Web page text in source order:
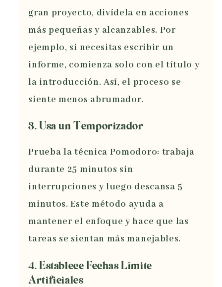
gran proyecto, divídela en acciones
más pequeñas y alcanzables. Por
ejemplo, si necesitas escribir un
informe, comienza solo con el título y
la introducción. Así, el proceso se
siente menos abrumador.
3. Usa un Temporizador
Prueba la técnica Pomodoro: trabaja
durante 25 minutos sin
interrupciones y luego descansa 5
minutos. Este método ayuda a
mantener el enfoque y hace que las
tareas se sientan más manejables.
4. Establece Fechas Límite
Artificiales